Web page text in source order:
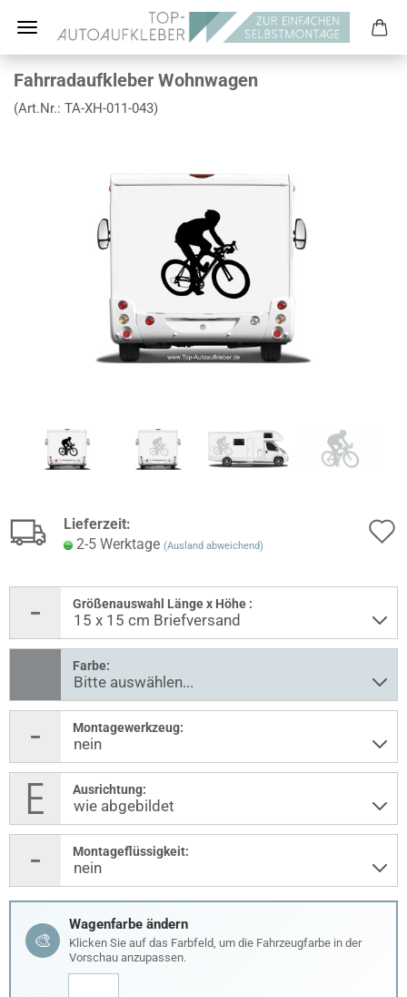
Fahrradaufkleber Wohnwagen
(Art.Nr.: TA-XH-011-043)
Lieferzeit:
2-5 Werktage (Ausland abweichend)
Größenauswahl Länge x Höhe :
Farbe:
Montagewerkzeug:
Ausrichtung:
Montageflüssigkeit:
🎨
Wagenfarbe ändern
Klicken Sie auf das Farbfeld, um die Fahrzeugfarbe in der
Vorschau anzupassen.